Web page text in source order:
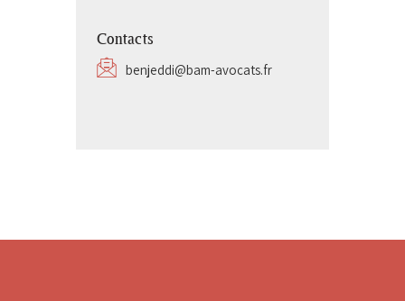
Contacts
benjeddi@bam-avocats.fr